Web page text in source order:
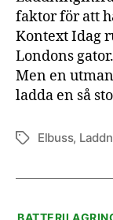
faktor för att
Kontext Idag
Londons
Men en
ladda en så
Etiketter
Elbuss,